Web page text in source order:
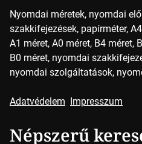
Nyomdai méretek, nyomdai
szakkifejezések, papírméter,
A1 méret, A0 méret, B4 méret,
B0 méret, nyomdai
nyomdai szolgáltatások,
Adatvédelem Impresszum
Népszerű